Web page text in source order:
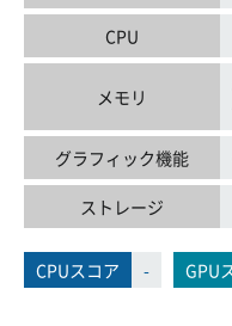
CPU
メモリ
グラフィック機能
ストレージ
CPUスコア - GPU